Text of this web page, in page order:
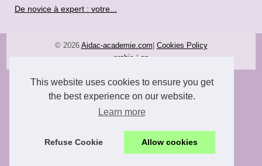
This website uses cookies to ensure you get
the best experience on our website.
Learn more
Refuse Cookie Allow cookies
De novice à expert : votre...
© 2026 Aidac-academie.com| Cookies Policy
arabic | en